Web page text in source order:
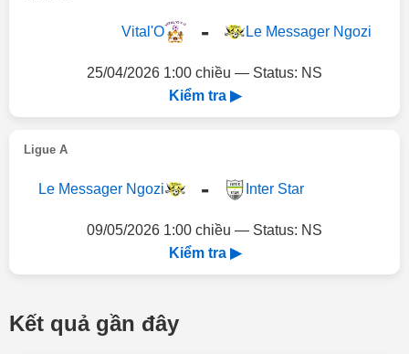
Vital'O - Le Messager Ngozi
25/04/2026 1:00 chiều — Status: NS
Kiểm tra ▶
Ligue A
Le Messager Ngozi - Inter Star
09/05/2026 1:00 chiều — Status: NS
Kiểm tra ▶
Kết quả gần đây